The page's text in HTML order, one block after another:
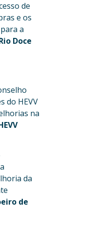
de
e os
a
Doce
do HEVV
na
da
de